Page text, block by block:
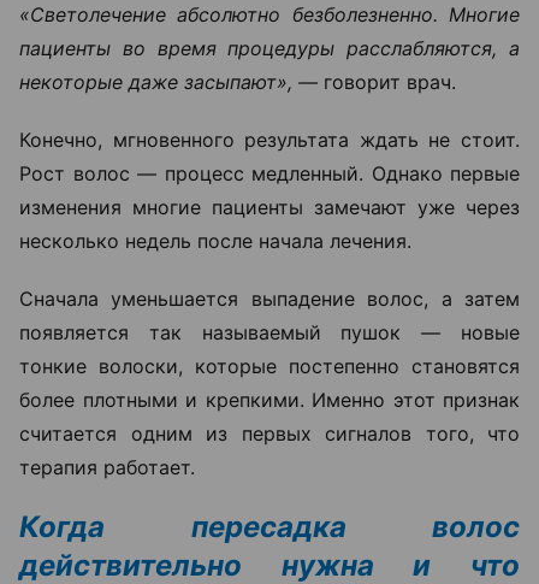
«Светолечение абсолютно безболезненно. Многие
пациенты во время процедуры расслабляются, а
некоторые даже засыпают», — говорит врач.
Конечно, мгновенного результата ждать не стоит.
Рост волос — процесс медленный. Однако первые
изменения многие пациенты замечают уже через
несколько недель после начала лечения.
Сначала уменьшается выпадение волос, а затем
появляется так называемый пушок — новые
тонкие волоски, которые постепенно становятся
более плотными и крепкими. Именно этот признак
считается одним из первых сигналов того, что
терапия работает.
Когда пересадка волос
действительно нужна и что